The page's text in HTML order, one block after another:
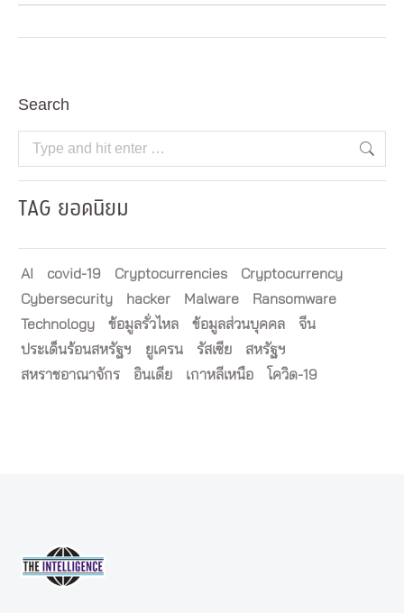
Search
Search:
TAG ยอดนิยม
AI covid-19 Cryptocurrencies
Cryptocurrency
Cybersecurity
hacker Malware
Ransomware
Technology
ข้อมูลรั่วไหล ข้อมูลส่วนบุคคล
จีน
ประเด็นร้อนสหรัฐฯ
ยูเครน รัสเซีย
สหรัฐฯ
สหราชอาณาจักร
อินเดีย เกาหลีเหนือ โควิด-19